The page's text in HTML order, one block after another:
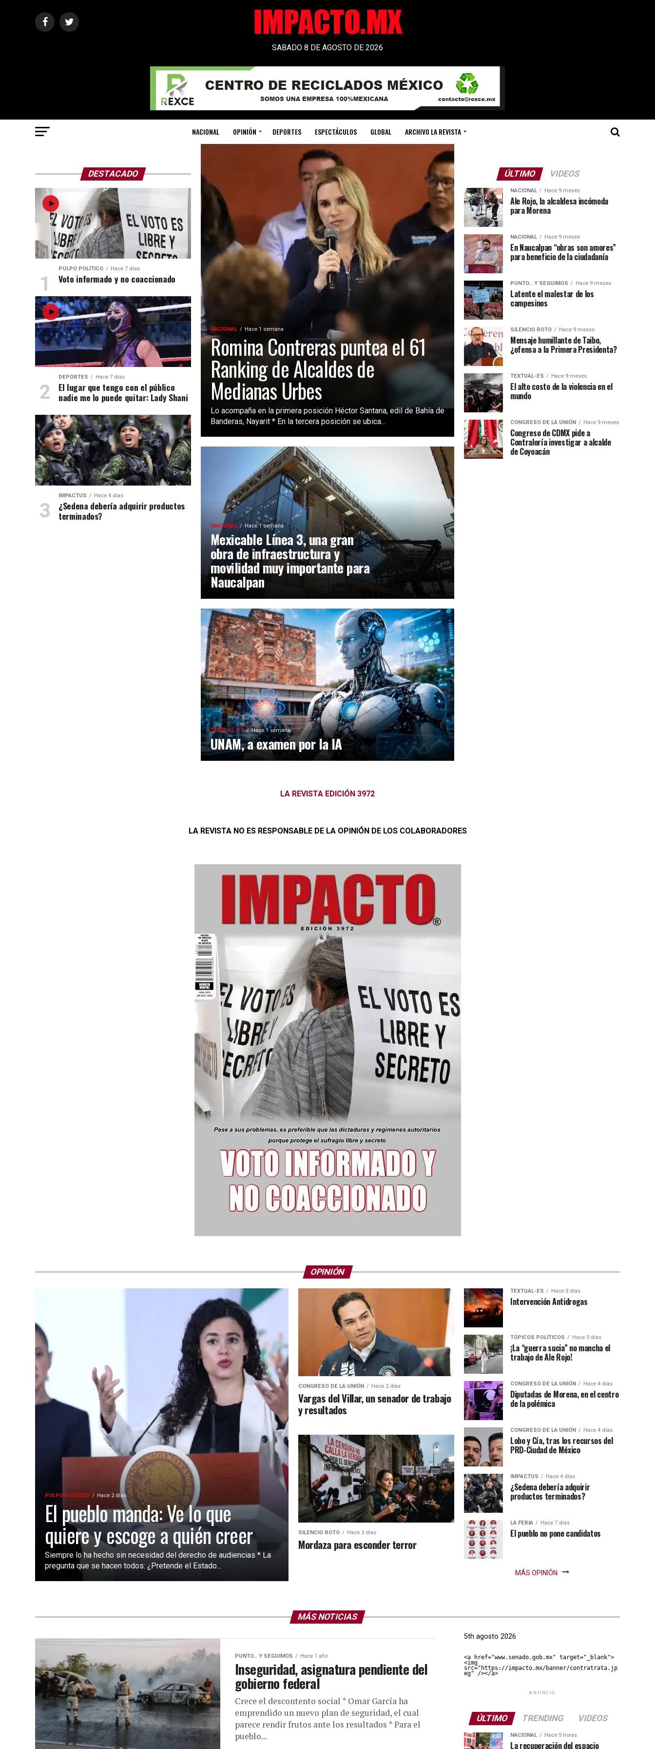
SABADO 8 DE AGOSTO DE 2026
NACIONAL OPINIÓN DEPORTES ESPECTÁCULOS GLOBAL ARCHIVO LA REVISTA
NACIONAL Hace 1 semana
Romina Contreras puntea el 61
Ranking de Alcaldes de
Medianas Urbes
Lo acompaña en la primera posición Héctor Santana, edil de Bahía de
Banderas, Nayarit * En la tercera posición se ubica...
NACIONAL Hace 1 semana
Mexicable Línea 3, una gran
obra de infraestructura y
movilidad muy importante para
Naucalpan
TEXTUAL-ES Hace 1 semana
UNAM, a examen por la IA
DESTACADO
PULPO POLÍTICO Hace 7 días
Voto informado y no coaccionado
DEPORTES Hace 7 días
El lugar que tengo con el público
nadie me lo puede quitar: Lady Shani
IMPACTUS Hace 4 días
¿Sedena debería adquirir productos
terminados?
ÚLTIMO VIDEOS
NACIONAL Hace 9 meses
Ale Rojo, la alcaldesa incómoda
para Morena
NACIONAL Hace 9 meses
En Naucalpan “obras son amores”
para beneficio de la ciudadanía
PUNTO… Y SEGUIMOS Hace 9 meses
Latente el malestar de los
campesinos
SILENCIO ROTO Hace 9 meses
Mensaje humillante de Taibo,
¿ofensa a la Primera Presidenta?
TEXTUAL-ES Hace 9 meses
El alto costo de la violencia en el
mundo
CONGRESO DE LA UNIÓN Hace 9 meses
Congreso de CDMX pide a
Contraloría investigar a alcalde
de Coyoacán
LA REVISTA EDICIÓN 3972
LA REVISTA NO ES RESPONSABLE DE LA OPINIÓN DE LOS COLABORADORES
OPINIÓN
PULPO POLÍTICO Hace 2 días
El pueblo manda: Ve lo que
quiere y escoge a quién creer
Siempre lo ha hecho sin necesidad del derecho de audiencias * La
pregunta que se hacen todos: ¿Pretende el Estado...
CONGRESO DE LA UNIÓN Hace 2 días
Vargas del Villar, un senador de trabajo
y resultados
SILENCIO ROTO Hace 3 días
Mordaza para esconder terror
TEXTUAL-ES Hace 3 días
Intervención Antidrogas
TÓPICOS POLÍTICOS Hace 3 días
¡La “guerra sucia” no mancha el
trabajo de Ale Rojo!
CONGRESO DE LA UNIÓN Hace 4 días
Diputadas de Morena, en el centro
de la polémica
CONGRESO DE LA UNIÓN Hace 4 días
Lobo y Cía, tras los recursos del
PRD-Ciudad de México
IMPACTUS Hace 4 días
¿Sedena debería adquirir
productos terminados?
LA FERIA Hace 7 días
El pueblo no pone candidatos
MÁS OPINIÓN
MÁS NOTICIAS
PUNTO… Y SEGUIMOS Hace 1 año
Inseguridad, asignatura pendiente del
gobierno federal
Crece el descontento social * Omar García ha
emprendido un nuevo plan de seguridad, el cual
parece rendir frutos ante los resultados * Para el
pueblo...
5th agosto 2026
<a href="www.senado.gob.mx" target="_blank">
<img
src="https://impacto.mx/banner/contratrata.jp
eg" /></a>
ANUNCIO
ÚLTIMO TRENDING VIDEOS
NACIONAL Hace 5 horas
La recuperación del espacio